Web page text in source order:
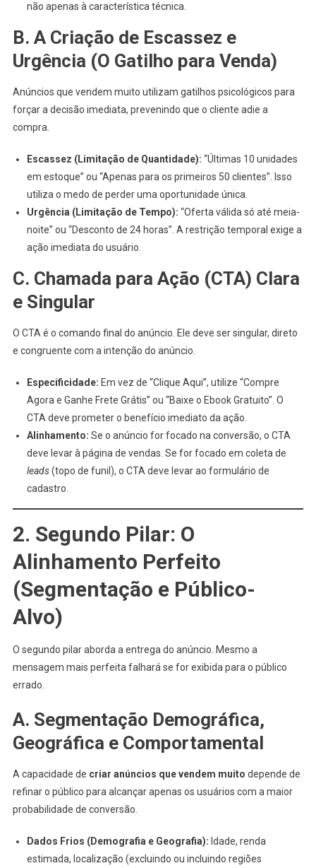
não apenas à característica técnica.
B. A Criação de Escassez e
Urgência (O Gatilho para Venda)
Anúncios que vendem muito utilizam gatilhos psicológicos para
forçar a decisão imediata, prevenindo que o cliente adie a
compra.
Escassez (Limitação de Quantidade): “Últimas 10 unidades
em estoque” ou “Apenas para os primeiros 50 clientes”. Isso
utiliza o medo de perder uma oportunidade única.
Urgência (Limitação de Tempo): “Oferta válida só até meia-
noite” ou “Desconto de 24 horas”. A restrição temporal exige a
ação imediata do usuário.
C. Chamada para Ação (CTA) Clara
e Singular
O CTA é o comando final do anúncio. Ele deve ser singular, direto
e congruente com a intenção do anúncio.
Especificidade: Em vez de “Clique Aqui”, utilize “Compre
Agora e Ganhe Frete Grátis” ou “Baixe o Ebook Gratuito”. O
CTA deve prometer o benefício imediato da ação.
Alinhamento: Se o anúncio for focado na conversão, o CTA
deve levar à página de vendas. Se for focado em coleta de
leads(topo de funil), o CTA deve levar ao formulário de
cadastro.
2. Segundo Pilar: O
Alinhamento Perfeito
(Segmentação e Público-
Alvo)
O segundo pilar aborda a entrega do anúncio. Mesmo a
mensagem mais perfeita falhará se for exibida para o público
errado.
A. Segmentação Demográfica,
Geográfica e Comportamental
A capacidade de criar anúncios que vendem muito depende de
refinar o público para alcançar apenas os usuários com a maior
probabilidade de conversão.
Dados Frios (Demografia e Geografia): Idade, renda
estimada, localização (excluindo ou incluindo regiões